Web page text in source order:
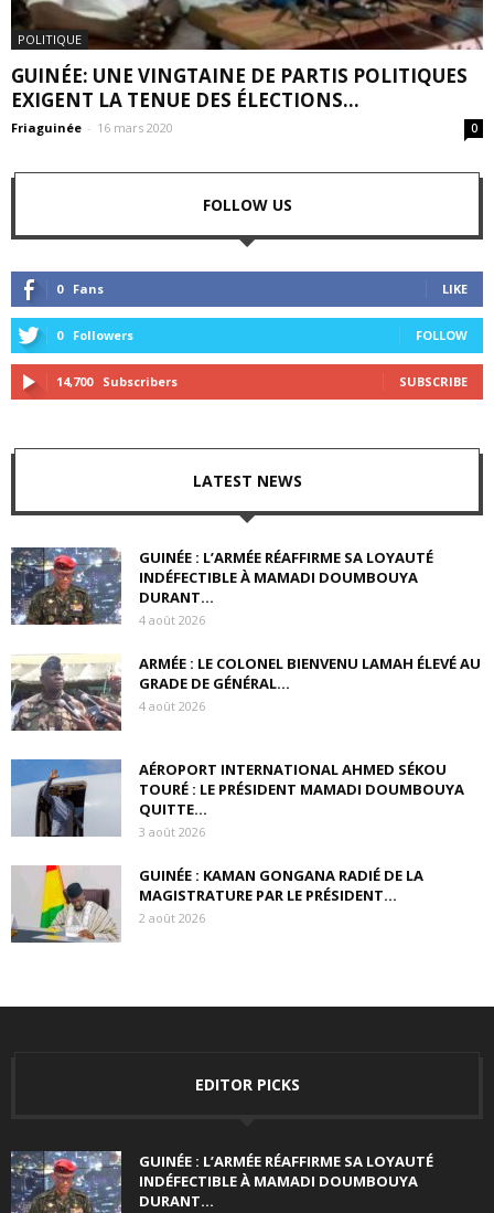
POLITIQUE
GUINÉE: UNE VINGTAINE DE PARTIS POLITIQUES
EXIGENT LA TENUE DES ÉLECTIONS...
Friaguinée - 16 mars 2020 0
FOLLOW US
0 Fans LIKE
0 Followers FOLLOW
14,700 Subscribers SUBSCRIBE
LATEST NEWS
GUINÉE : L’ARMÉE RÉAFFIRME SA LOYAUTÉ
INDÉFECTIBLE À MAMADI DOUMBOUYA
DURANT...
4 août 2026
ARMÉE : LE COLONEL BIENVENU LAMAH ÉLEVÉ AU
GRADE DE GÉNÉRAL...
4 août 2026
AÉROPORT INTERNATIONAL AHMED SÉKOU
TOURÉ : LE PRÉSIDENT MAMADI DOUMBOUYA
QUITTE...
3 août 2026
GUINÉE : KAMAN GONGANA RADIÉ DE LA
MAGISTRATURE PAR LE PRÉSIDENT...
2 août 2026
EDITOR PICKS
GUINÉE : L’ARMÉE RÉAFFIRME SA LOYAUTÉ
INDÉFECTIBLE À MAMADI DOUMBOUYA
DURANT...